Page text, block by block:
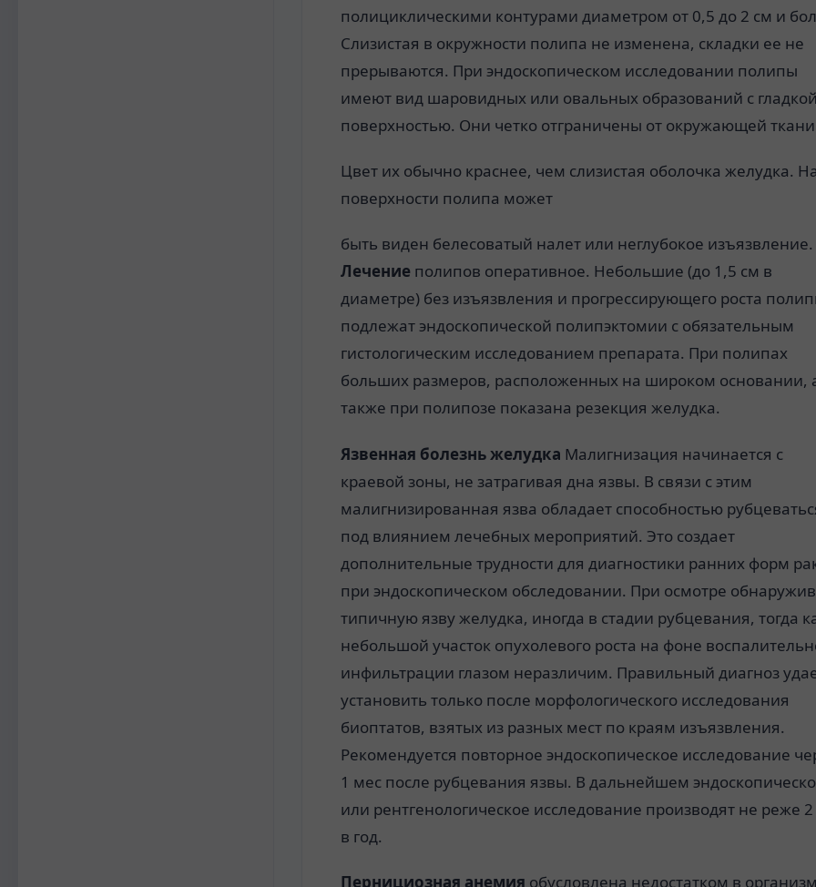
полициклическими контурами диаметром от 0,5 до 2 см и
Слизистая в окружности полипа не изменена, складки ее не
прерываются. При эндоскопическом исследовании полипы
имеют вид шаровидных или овальных образований с гладкой
поверхностью. Они четко отграничены от окружающей
Цвет их обычно краснее, чем слизистая оболочка желудка. На
поверхности полипа может
быть виден белесоватый налет или неглубокое изъязвление.
Лечение полипов оперативное. Небольшие (до 1,5 см в
диаметре) без изъязвления и прогрессирующего роста
подлежат эндоскопической полипэктомии с обязательным
гистологическим исследованием препарата. При полипах
больших размеров, расположенных на широком основании,
также при полипозе показана резекция желудка.
Язвенная болезнь желудка Малигнизация начинается с
краевой зоны, не затрагивая дна язвы. В связи с этим
малигнизированная язва обладает способностью
под влиянием лечебных мероприятий. Это создает
дополнительные трудности для диагностики ранних форм
при эндоскопическом обследовании. При осмотре
типичную язву желудка, иногда в стадии рубцевания, тогда
небольшой участок опухолевого роста на фоне
инфильтрации глазом неразличим. Правильный диагноз
установить только после морфологического исследования
биоптатов, взятых из разных мест по краям изъязвления.
Рекомендуется повторное эндоскопическое исследование
1 мес после рубцевания язвы. В дальнейшем
или рентгенологическое исследование производят не реже 2
в год.
Пернициозная анемия обусловлена недостатком в